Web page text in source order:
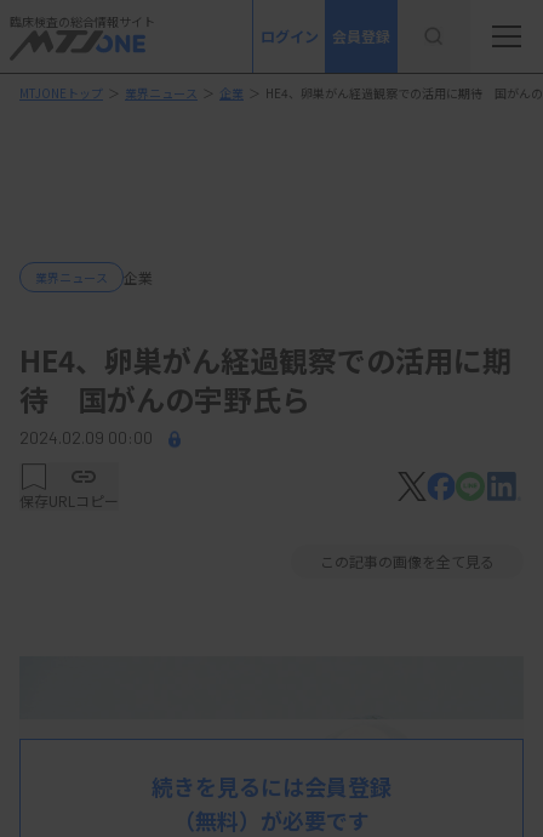
臨床検査の総合情報サイト
ログイン 会員登録
MTJONEトップ ＞ 業界ニュース ＞ 企業 ＞ HE4、卵巣がん経過観察での活用に期待 国がん
業界ニュース 企業
HE4、卵巣がん経過観察での活用に期
待 国がんの宇野氏ら
2024.02.09 00:00
保存URLコピー
この記事の画像を全て見る
続きを見るには会員登録
（無料）が必要です